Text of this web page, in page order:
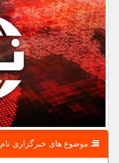
موضوع های خبرگزاری نام